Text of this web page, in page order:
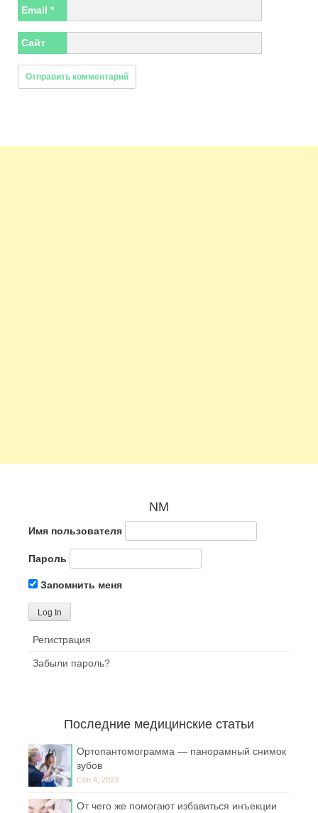
Email *
Сайт
NM
Имя пользователя
Пароль
Запомнить меня
Регистрация
Забыли пароль?
Последние медицинские статьи
Ортопантомограмма — панорамный снимок
зубов
Сен 4, 2023
От чего же помогают избавиться инъекции